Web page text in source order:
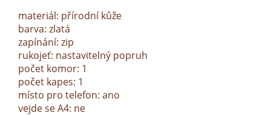
materiál: přírodní kůže
barva: zlatá
zapínání: zip
rukojeť: nastavitelný popruh
počet komor: 1
počet kapes: 1
místo pro telefon: ano
vejde se A4: ne